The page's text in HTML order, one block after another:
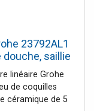
23792AL1
saillie
linéaire Grohe
de coquilles
céramique de 5